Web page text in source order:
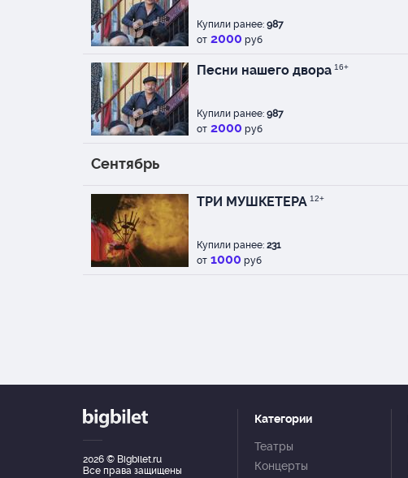
Купили ранее: 987
от 2000 руб
Песни нашего двора 16+
Купили ранее: 987
от 2000 руб
Сентябрь
ТРИ МУШКЕТЕРА 12+
Купили ранее: 231
от 1000 руб
2026 © Bigbilet.ru
Все права защищены
Категории
Театры
Концерты